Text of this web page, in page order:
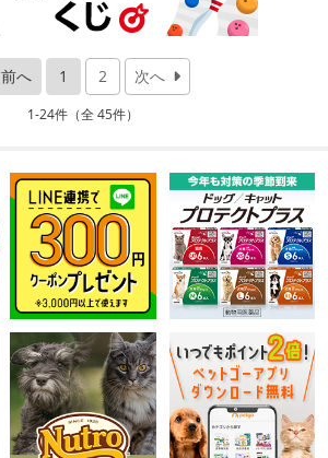
前へ 1 2 次へ
1-24件（全 45件）